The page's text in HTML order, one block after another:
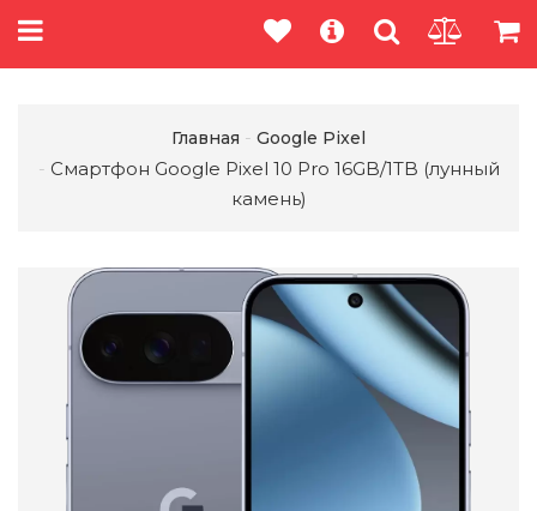
Главная Google Pixel
Смартфон Google Pixel 10 Pro 16GB/1TB (лунный
камень)